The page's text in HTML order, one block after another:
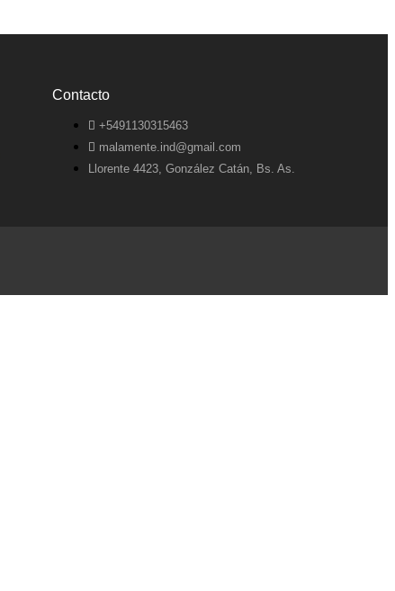
Contacto
+5491130315463
malamente.ind@gmail.com
Llorente 4423, González Catán, Bs. As.